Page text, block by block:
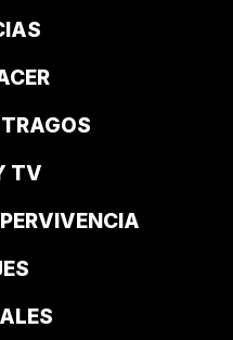
TV